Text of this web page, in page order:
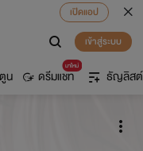
เปิดแอป
เข้าสู่ระบบ
น
มาใหม่
ดรีมแชท ธัญลิสต์